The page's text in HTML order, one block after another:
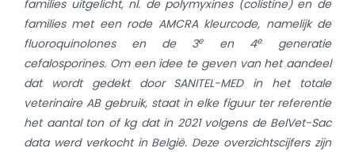
families uitgelicht, nl. de polymyxines (colistine) en de
families met een rode AMCRA kleurcode, namelijk de
fluoroquinolones en de 3e en 4e
generatie
cefalosporines. Om een idee te geven van het aandeel
dat wordt gedekt door SANITEL-MED in het totale
veterinaire AB gebruik, staat in elke figuur ter referentie
het aantal ton of kg dat in 2021 volgens de BelVet-Sac
data werd verkocht in België. Deze overzichtscijfers zijn